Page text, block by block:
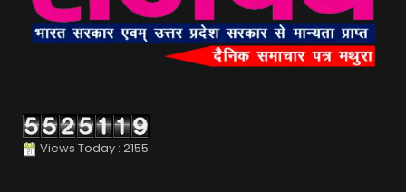
Views Today : 2155